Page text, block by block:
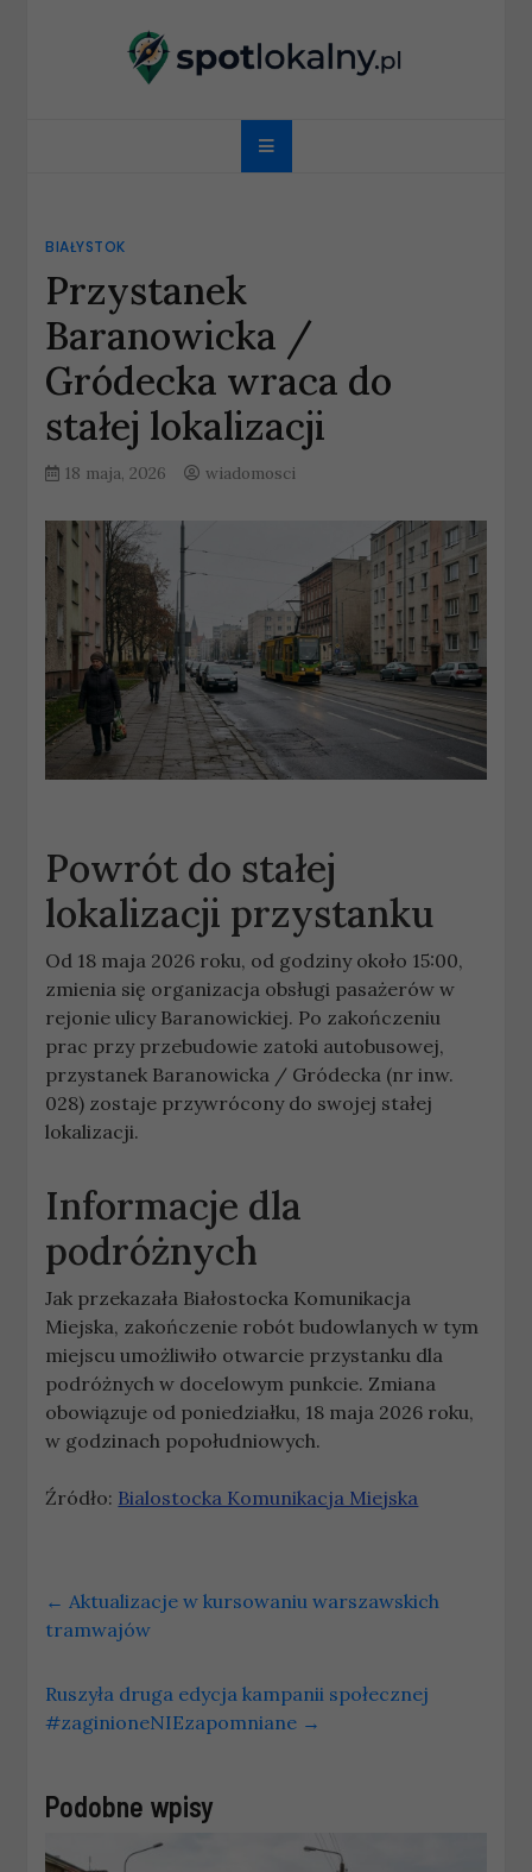
spotlokalny.pl
BIAŁYSTOK
Przystanek
Baranowicka /
Gródecka wraca do
stałej lokalizacji
18 maja, 2026 wiadomosci
Powrót do stałej
lokalizacji przystanku
Od 18 maja 2026 roku, od godziny około 15:00,
zmienia się organizacja obsługi pasażerów w
rejonie ulicy Baranowickiej. Po zakończeniu
prac przy przebudowie zatoki autobusowej,
przystanek Baranowicka / Gródecka (nr inw.
028) zostaje przywrócony do swojej stałej
lokalizacji.
Informacje dla
podróżnych
Jak przekazała Białostocka Komunikacja
Miejska, zakończenie robót budowlanych w tym
miejscu umożliwiło otwarcie przystanku dla
podróżnych w docelowym punkcie. Zmiana
obowiązuje od poniedziałku, 18 maja 2026 roku,
w godzinach popołudniowych.
Źródło: Bialostocka Komunikacja Miejska
← Aktualizacje w kursowaniu warszawskich
tramwajów
Ruszyła druga edycja kampanii społecznej
#zaginioneNIEzapomniane →
Podobne wpisy